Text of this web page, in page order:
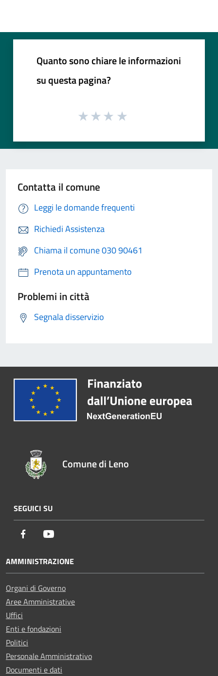
Quanto sono chiare le informazioni
su questa pagina?
Contatta il comune
Leggi le domande frequenti
Richiedi Assistenza
Chiama il comune 030 90461
Prenota un appuntamento
Problemi in città
Segnala disservizio
Comune di Leno
SEGUICI SU
Facebook
AMMINISTRAZIONE
Organi di Governo
Aree Amministrative
Uffici
Enti e fondazioni
Politici
Personale Amministrativo
Documenti e dati